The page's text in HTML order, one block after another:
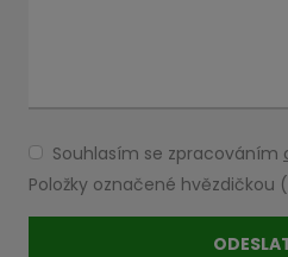
Souhlasím
se
zpracováním
osobních
Souhlasím se zpracováním
Položky označené hvězdičkou (